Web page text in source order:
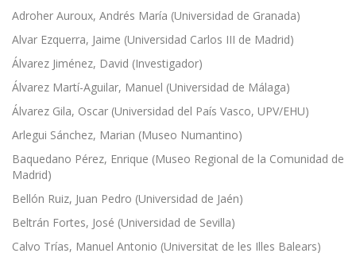
Adroher Auroux, Andrés María (Universidad de Granada)
Alvar Ezquerra, Jaime (Universidad Carlos III de Madrid)
Álvarez Jiménez, David (Investigador)
Álvarez Martí-Aguilar, Manuel (Universidad de Málaga)
Álvarez Gila, Oscar (Universidad del País Vasco, UPV/EHU)
Arlegui Sánchez, Marian (Museo Numantino)
Baquedano Pérez, Enrique (Museo Regional de la Comunidad de
Madrid)
Bellón Ruiz, Juan Pedro (Universidad de Jaén)
Beltrán Fortes, José (Universidad de Sevilla)
Calvo Trías, Manuel Antonio (Universitat de les Illes Balears)